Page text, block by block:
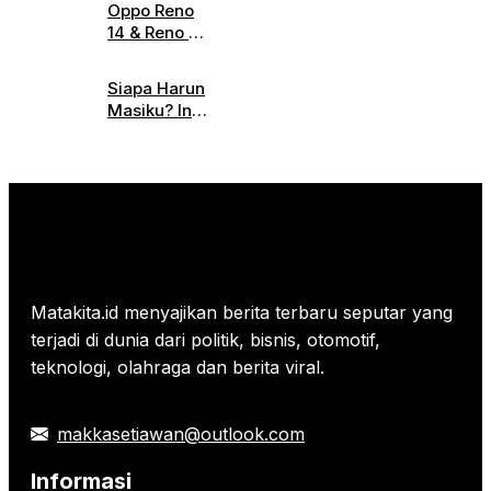
Canggih
Jadi
Jakarta
Digelar
Simak
Informasi
Oppo Reno
14 & Reno 14
Ini
Spesifikasi
Harganya
Siapa Harun
Masiku? Ini
Matakita.id menyajikan berita terbaru seputar yang
terjadi di dunia dari politik, bisnis, otomotif,
teknologi, olahraga dan berita viral.
makkasetiawan@outlook.com
Informasi